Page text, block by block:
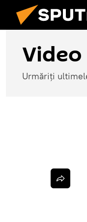
Video
Urmăriți